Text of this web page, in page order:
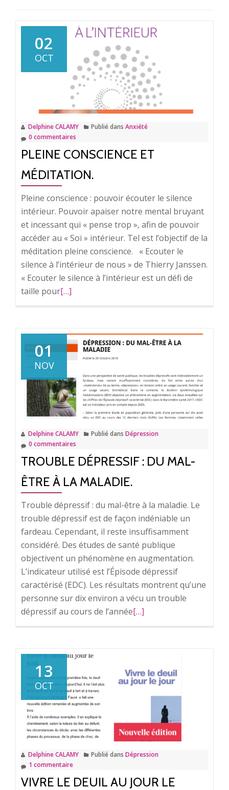
02
OCT
Delphine CALAMY Publié dans Anxiété
0 commentaires
PLEINE CONSCIENCE ET
MÉDITATION.
Pleine conscience : pouvoir écouter le silence
intérieur. Pouvoir apaiser notre mental bruyant
et incessant qui « pense trop », afin de pouvoir
accéder au « Soi » intérieur. Tel est l’objectif de la
méditation pleine conscience. « Ecouter le
silence à l’intérieur de nous » de Thierry Janssen.
« Ecouter le silence à l’intérieur est un défi de
taille pourEn
surPleine
conscience
[…]
01
NOV
Delphine CALAMY Publié dans Dépression
0 commentaires
TROUBLE DÉPRESSIF : DU MAL-
ÊTRE À LA MALADIE.
Trouble dépressif : du mal-être à la maladie. Le
trouble dépressif est de façon indéniable un
fardeau. Cependant, il reste insuffisamment
considéré. Des études de santé publique
objectivent un phénomène en augmentation.
L’indicateur utilisé est l’Épisode dépressif
caractérisé (EDC). Les résultats montrent qu’une
personne sur dix environ a vécu un trouble
dépressif au cours de l’annéeEn
:
à
la
maladie.
[…]
13
OCT
Delphine CALAMY Publié dans Dépression
1 commentaire
VIVRE LE DEUIL AU JOUR LE